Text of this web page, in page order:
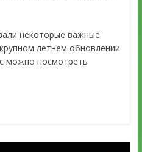
некоторые важные
летнем обновлении
можно посмотреть